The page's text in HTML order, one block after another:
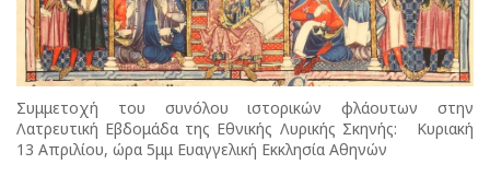
Συμμετοχή του συνόλου ιστορικών φλάουτων στην
Λατρευτική Εβδομάδα της Εθνικής Λυρικής Σκηνής: Κυριακή
13 Απριλίου, ώρα 5μμ Ευαγγελική Εκκλησία Αθηνών